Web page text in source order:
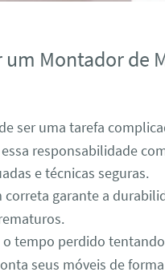
Montador de
ser uma tarefa
responsabilidade
e técnicas seguras.
garante a
o tempo perdido
seus móveis de